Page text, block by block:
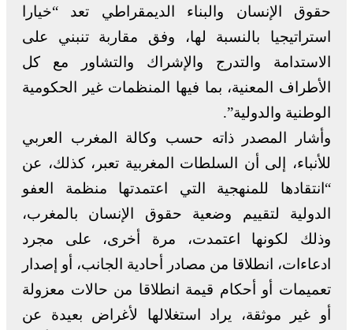
حقوق الإنسان والبناء الديمقراطي تعد “خيارا
استراتيجيا بالنسبة لها، وفق مقاربة تنبني على
الاستدامة والتدرج والإشراك والتشاور مع كل
الأطراف المعنية، بما فيها المنظمات غير الحكومية
الوطنية والدولية”.
وأشار المصدر ذاته حسب وكالة المغرب العربي
للأنباء، إلى أن السلطات المغربية تعبر، كذلك، عن
“انتقادها للمنهجية التي اعتمدتها منظمة العفو
الدولية لتقييم وضعية حقوق الإنسان بالمغرب،
وذلك لكونها اعتمدت، مرة أخرى، على مجرد
ادعاءات، انطلاقا من مصادر أحادية الجانب، أو إصدار
تعميمات أو أحكام قيمة انطلاقا من حالات معزولة
أو غير موثقة، يراد استغلالها لأغراض بعيدة عن